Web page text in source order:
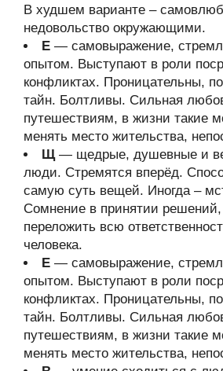
В худшем варианте –
недовольство окружающими.
Е — самовыражение,
опытом. Выступают в роли
конфликтах. Проницательны,
тайн. Болтливы. Сильная
путешествиям, в жизни такие
менять место жительства,
Щ— щедрые, душевные и
люди. Стремятся вперёд.
самую суть вещей. Иногда –
Сомнение в принятии
переложить всю
человека.
Е — самовыражение,
опытом. Выступают в роли
конфликтах. Проницательны,
тайн. Болтливы. Сильная
путешествиям, в жизни такие
менять место жительства,